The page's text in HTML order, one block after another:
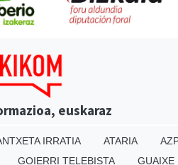
euskaraz
IRRATIA ATARIA
GOIERRI TELEBISTA GUAIXE